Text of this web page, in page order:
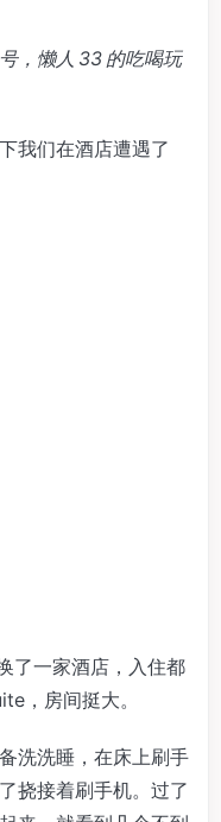
，懒人 33 的吃喝玩
我们在酒店遭遇了
了一家酒店，入住都
，房间挺大。
洗洗睡，在床上刷手
挠接着刷手机。过了